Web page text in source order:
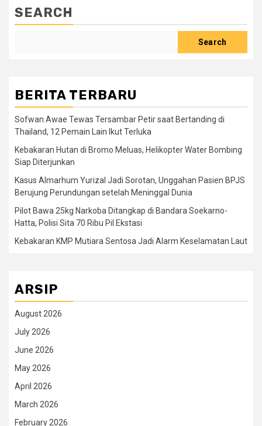
SEARCH
Search
BERITA TERBARU
Sofwan Awae Tewas Tersambar Petir saat Bertanding di
Thailand, 12 Pemain Lain Ikut Terluka
Kebakaran Hutan di Bromo Meluas, Helikopter Water Bombing
Siap Diterjunkan
Kasus Almarhum Yurizal Jadi Sorotan, Unggahan Pasien BPJS
Berujung Perundungan setelah Meninggal Dunia
Pilot Bawa 25kg Narkoba Ditangkap di Bandara Soekarno-
Hatta, Polisi Sita 70 Ribu Pil Ekstasi
Kebakaran KMP Mutiara Sentosa Jadi Alarm Keselamatan Laut
ARSIP
August 2026
July 2026
June 2026
May 2026
April 2026
March 2026
February 2026